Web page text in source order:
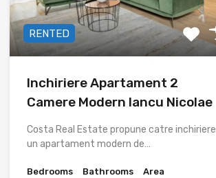
RENTED
Inchiriere Apartament 2
Camere Modern Iancu Nicolae
Costa Real Estate propune catre inchiriere
un apartament modern de…
Bedrooms
Bathrooms
Area